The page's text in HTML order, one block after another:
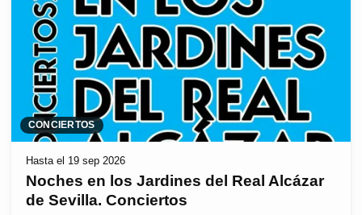
CONCIERTOS
Hasta el 19 sep 2026
Noches en los Jardines del Real Alcázar
de Sevilla. Conciertos